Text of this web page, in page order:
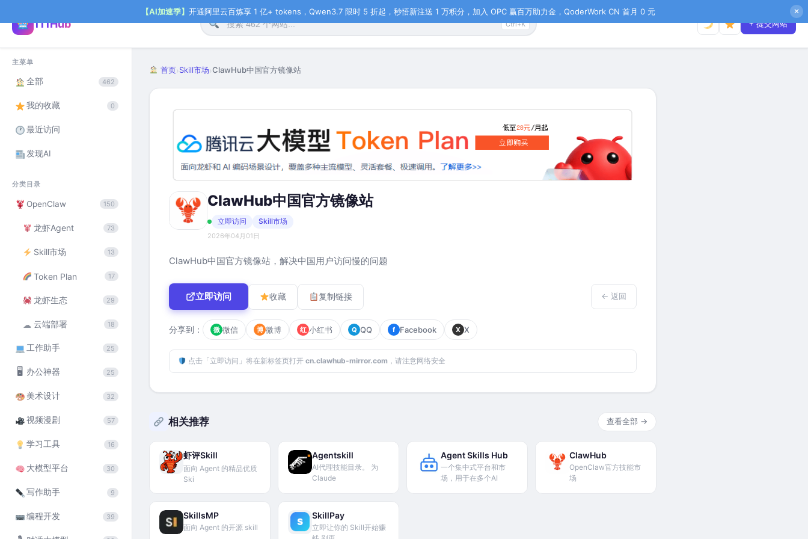
【AI加速季】 开通阿里云百炼享 1 亿+ tokens，Qwen3.7 限时 5 折起，秒悟新注送 1 万积分，加入 OPC 赢百万助力金，QoderWork CN 首月 0 元 ✕
111Hub Ctrl+K + 提交网站
主菜单
全部 462
我的收藏 0
最近访问
发现AI
分类目录
OpenClaw 150
龙虾Agent 73
Skill市场 13
Token Plan 17
龙虾生态 29
☁ 云端部署 18
工作助手 25
🖥 办公神器 25
美术设计 32
视频漫剧 57
学习工具 16
大模型平台 30
写作助手 9
编程开发 39
首页›Skill市场›ClawHub中国官方镜像站
ClawHub中国官方镜像站
立即访问 Skill市场
2026年04月01日
ClawHub中国官方镜像站，解决中国用户访问慢的问题
立即访问 收藏 复制链接 ← 返回
分享到： 微 微信 博 微博 红 小红书 Q QQ f Facebook X X
点击「立即访问」将在新标签页打开 cn.clawhub-mirror.com ，请注意网络安全
相关推荐 查看全部 →
虾评Skill
面向 Agent 的精品优质
Ski
Agentskill
AI代理技能目录。 为
Claude
Agent Skills Hub
一个集中式平台和市
场，用于在多个AI
ClawHub
OpenClaw官方技能市
场
SkillsMP
面向 Agent 的开源 skill
SkillPay
立即让你的 Skill开始赚